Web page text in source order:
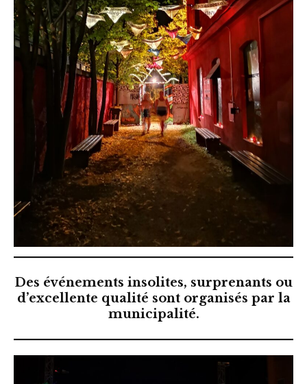
Des événements insolites, surprenants ou
d’excellente qualité sont organisés par la
municipalité.